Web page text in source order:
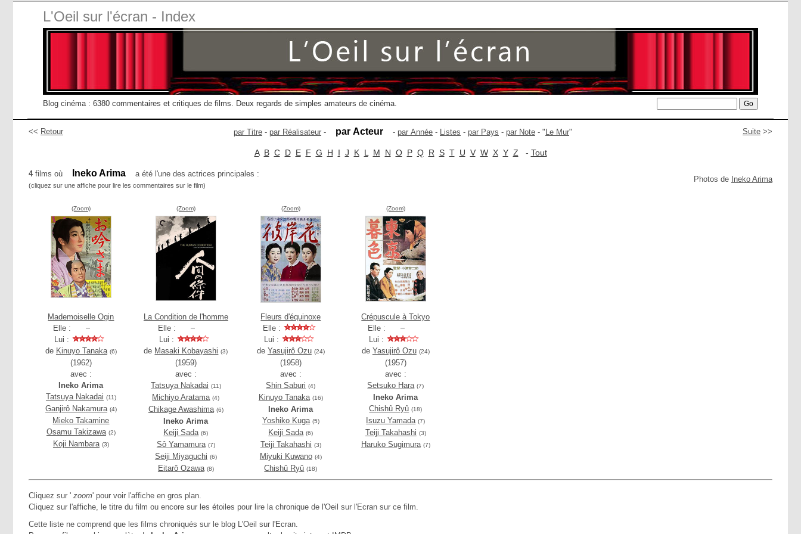
L'Oeil sur l'écran - Index
Blog cinéma : 6380 commentaires et critiques de films. Deux regards de simples amateurs de cinéma.
<< Retour Suite >>
par Titre - par Réalisateur - par Acteur - par Année - Listes - par Pays - par Note - " Le Mur"
A B C D E F G H I J K L M N O P Q R S T U V W X Y Z - Tout
Photos de Ineko Arima
4films où Ineko Arima a été l'une des actrices principales :
(cliquez sur une affiche pour lire les commentaires sur le film)
(Zoom)
Mademoiselle Ogin
Elle :
Lui :
de Kinuyo Tanaka (6)
(1962)
avec :
Ineko Arima
Tatsuya Nakadai (11)
Ganjirô Nakamura (4)
Mieko Takamine
Osamu Takizawa (2)
Koji Nambara (3)
(Zoom)
La Condition de l'homme
Elle :
Lui :
de Masaki Kobayashi (3)
(1959)
avec :
Tatsuya Nakadai (11)
Michiyo Aratama (4)
Chikage Awashima (6)
Ineko Arima
Keiji Sada (6)
Sô Yamamura (7)
Seiji Miyaguchi (6)
Eitarô Ozawa (8)
(Zoom)
Fleurs d'équinoxe
Elle :
Lui :
de Yasujirô Ozu (24)
(1958)
avec :
Shin Saburi (4)
Kinuyo Tanaka (16)
Ineko Arima
Yoshiko Kuga (5)
Keiji Sada (6)
Teiji Takahashi (3)
Miyuki Kuwano (4)
Chishû Ryû (18)
(Zoom)
Crépuscule à Tokyo
Elle :
Lui :
de Yasujirô Ozu (24)
(1957)
avec :
Setsuko Hara (7)
Ineko Arima
Chishû Ryû (18)
Isuzu Yamada (7)
Teiji Takahashi (3)
Haruko Sugimura (7)
Cliquez sur ' zoom' pour voir l'affiche en gros plan.
Cliquez sur l'affiche, le titre du film ou encore sur les étoiles pour lire la chronique de l'Oeil sur l'Ecran sur ce film.
Cette liste ne comprend que les films chroniqués sur le blog L'Oeil sur l'Ecran.